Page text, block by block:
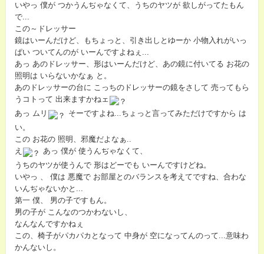
いやっ 僕が つかうんぢゃなくて、うちのヤツが 欲しがってたもん
で...
この～ドレッサー
鏡はいーんだけど、もちょっと、引き出しとゆーか 小物入れがいっ
ぱい ついてんのが いーんですよねぇ...
あっ あのドレッサー、形はいーんだけど、あの鏡に付いてる お花の
照明は いらないかなぁ と。
あのドレッサーの台に こっちのドレッサーの鏡をさして 売ってもら
うコトって 出来ますかねェ
あっ ムリ
そーですよね...ちょっと言ってみただけですから は
い。
この お花の 照明、邪魔だよなぁ..
え
あっ 僕が 使うんぢゃなくて、
うちのヤツが使うんで 形はどーでも いーんですけどね。
いやっ 、 僕は 悪魔で お部屋とのバランスを考えてですね、合わな
いんぢゃないかと...
第一 僕、 男の子ですもん。
男の子が こんなのつかわないし、
なんなんですかねぇ
この、椅子がパカパカとなって 中身が 空になってんのって...意味わ
かんないし。